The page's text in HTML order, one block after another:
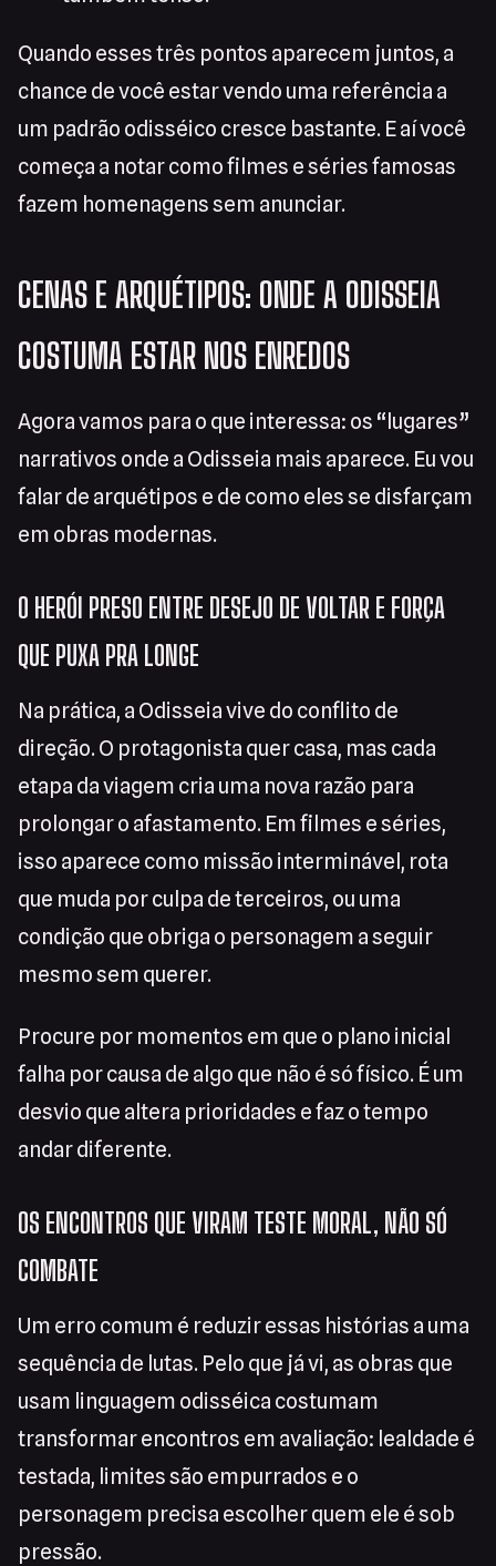
Quando esses três pontos aparecem juntos, a
chance de você estar vendo uma referência a
um padrão odisséico cresce bastante. E aí você
começa a notar como filmes e séries famosas
fazem homenagens sem anunciar.
CENAS E ARQUÉTIPOS: ONDE A ODISSEIA
COSTUMA ESTAR NOS ENREDOS
Agora vamos para o que interessa: os “lugares”
narrativos onde a Odisseia mais aparece. Eu vou
falar de arquétipos e de como eles se disfarçam
em obras modernas.
O HERÓI PRESO ENTRE DESEJO DE VOLTAR E FORÇA
QUE PUXA PRA LONGE
Na prática, a Odisseia vive do conflito de
direção. O protagonista quer casa, mas cada
etapa da viagem cria uma nova razão para
prolongar o afastamento. Em filmes e séries,
isso aparece como missão interminável, rota
que muda por culpa de terceiros, ou uma
condição que obriga o personagem a seguir
mesmo sem querer.
Procure por momentos em que o plano inicial
falha por causa de algo que não é só físico. É um
desvio que altera prioridades e faz o tempo
andar diferente.
OS ENCONTROS QUE VIRAM TESTE MORAL, NÃO SÓ
COMBATE
Um erro comum é reduzir essas histórias a uma
sequência de lutas. Pelo que já vi, as obras que
usam linguagem odisséica costumam
transformar encontros em avaliação: lealdade é
testada, limites são empurrados e o
personagem precisa escolher quem ele é sob
pressão.